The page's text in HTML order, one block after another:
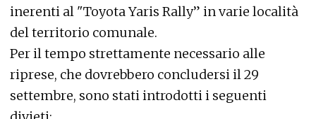
inerenti al "Toyota Yaris Rally” in varie località
del territorio comunale.
Per il tempo strettamente necessario alle
riprese, che dovrebbero concludersi il 29
settembre, sono stati introdotti i seguenti